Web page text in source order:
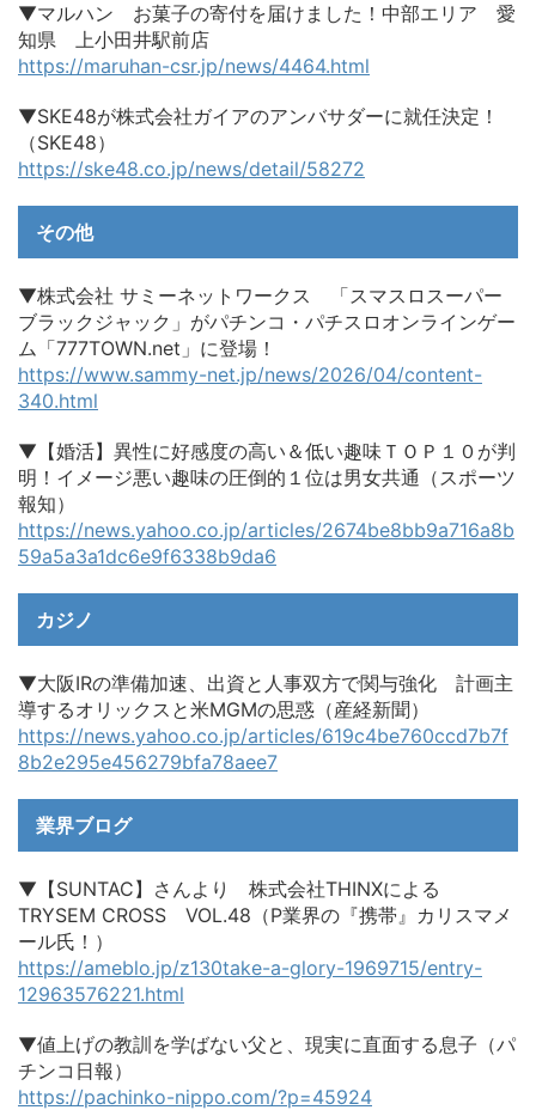
▼マルハン お菓子の寄付を届けました！中部エリア 愛
知県 上小田井駅前店
https://maruhan-csr.jp/news/4464.html
▼SKE48が株式会社ガイアのアンバサダーに就任決定！
（SKE48）
https://ske48.co.jp/news/detail/58272
その他
▼株式会社 サミーネットワークス 「スマスロスーパー
ブラックジャック」がパチンコ・パチスロオンラインゲー
ム「777TOWN.net」に登場！
https://www.sammy-net.jp/news/2026/04/content-
340.html
▼【婚活】異性に好感度の高い＆低い趣味ＴＯＰ１０が判
明！イメージ悪い趣味の圧倒的１位は男女共通（スポーツ
報知）
https://news.yahoo.co.jp/articles/2674be8bb9a716a8b
59a5a3a1dc6e9f6338b9da6
カジノ
▼大阪IRの準備加速、出資と人事双方で関与強化 計画主
導するオリックスと米MGMの思惑（産経新聞）
https://news.yahoo.co.jp/articles/619c4be760ccd7b7f
8b2e295e456279bfa78aee7
業界ブログ
▼【SUNTAC】さんより 株式会社THINXによる
TRYSEM CROSS VOL.48（P業界の『携帯』カリスマメ
ール氏！）
https://ameblo.jp/z130take-a-glory-1969715/entry-
12963576221.html
▼値上げの教訓を学ばない父と、現実に直面する息子（パ
チンコ日報）
https://pachinko-nippo.com/?p=45924